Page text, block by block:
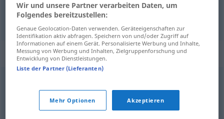
fraude Betrug WIRTSCH u.
Synonyme für "Betrug"
Betrügerei,Beschiss,Hochstapelei
Täuschung,Nepp,Gaunerei ,Schwindel,Abzocke (ugs.)
Wir und unsere Partner verarbeiten Daten, um
Folgendes bereitzustellen:
Genaue Geolocation-Daten verwenden. Geräteeigenschaften zur
Identifikation aktiv abfragen. Speichern von und/oder Zugriff auf
Informationen auf einem Gerät. Personalisierte Werbung und Inhalte,
Messung von Werbung und Inhalten, Zielgruppenforschung und
Entwicklung von Dienstleistungen.
Liste der Partner (Lieferanten)
Mehr Optionen Akzeptieren